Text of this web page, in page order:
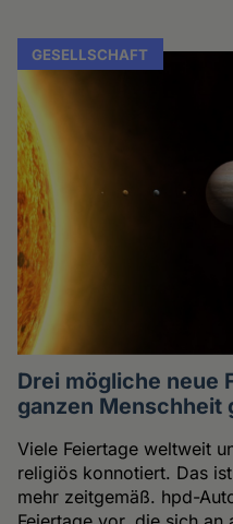
GESELLSCHAFT
Drei mögliche neue
ganzen Menschheit
Viele Feiertage weltweit
religiös konnotiert. Das
mehr zeitgemäß. hpd-